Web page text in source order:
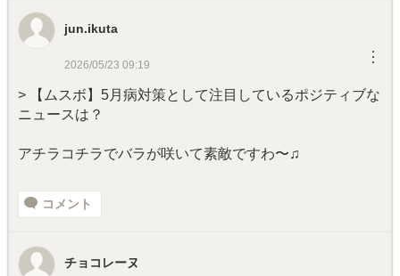
jun.ikuta
2026/05/23 09:19 ︙
> 【ムスボ】5月病対策として注目しているポジティブな
ニュースは？
アチラコチラでバラが咲いて素敵ですわ〜♫
コメント
チョコレーヌ